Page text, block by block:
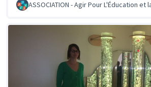
ASSOCIATION - Agir Pour L'Éducation et